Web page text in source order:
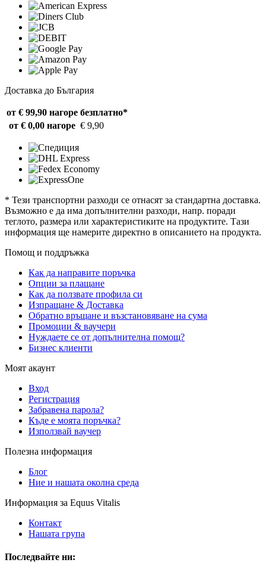
Доставка до България
от € 99,90 нагоре безплатно*
от € 0,00 нагоре € 9,90
* Тези транспортни разходи се отнасят за стандартна доставка.
Възможно е да има допълнителни разходи, напр. поради
теглото, размера или характеристиките на продуктите. Тази
информация ще намерите директно в описанието на продукта.
Помощ и поддръжка
Как да направите поръчка
Опции за плащане
Как да ползвате профила си
Изпращане & Доставка
Обратно връщане и възстановяване на сума
Промоции & ваучери
Нуждаете се от допълнителна помощ?
Бизнес клиенти
Моят акаунт
Вход
Регистрация
Забравена парола?
Къде е моята поръчка?
Използвай ваучер
Полезна информация
Блог
Ние и нашата околна среда
Информация за Equus Vitalis
Контакт
Нашата група
Последвайте ни: